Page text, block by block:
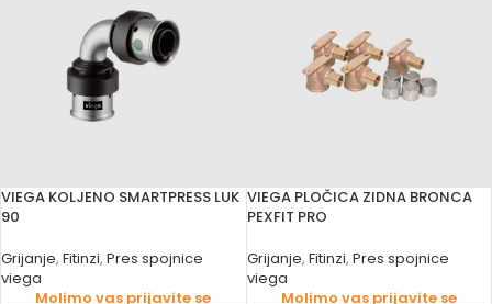
VIEGA KOLJENO SMARTPRESS LUK
90
Grijanje, Fitinzi, Pres spojnice
viega
Molimo vas prijavite se
VIEGA PLOČICA ZIDNA BRONCA
PEXFIT PRO
Grijanje, Fitinzi, Pres spojnice
viega
Molimo vas prijavite se